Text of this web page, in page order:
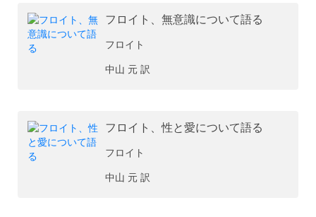
フロイト、無意識について語る
フロイト
中山 元 訳
フロイト、性と愛について語る
フロイト
中山 元 訳